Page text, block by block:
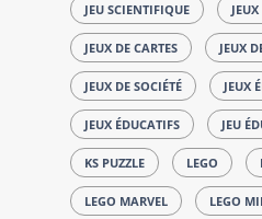
JEU SCIENTIFIQUE
JEUX DE CARTES JEUX
JEUX DE SOCIÉTÉ JEUX
JEUX ÉDUCATIFS JEU
KS PUZZLE LEGO
LEGO MARVEL LEGO